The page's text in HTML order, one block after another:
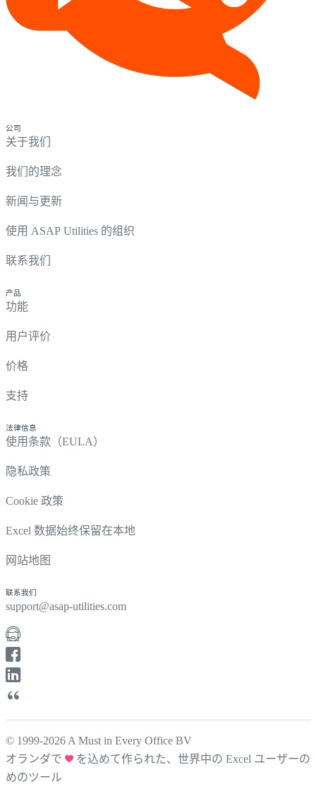
公司
关于我们
我们的理念
新闻与更新
使用 ASAP Utilities 的组织
联系我们
产品
功能
用户评价
价格
支持
法律信息
使用条款（EULA）
隐私政策
Cookie 政策
Excel 数据始终保留在本地
网站地图
联系我们
support@asap-utilities.com
© 1999-2026 A Must in Every Office BV
オランダで
を込めて作られた、世界中の Excel ユーザーの
めのツール